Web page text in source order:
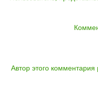
Автор этого комментария